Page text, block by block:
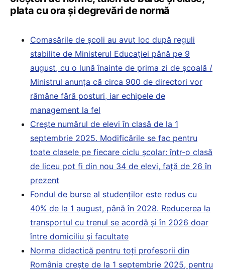
plata cu ora și degrevări de normă
Comasările de școli au avut loc după reguli
stabilite de Ministerul Educației până pe 9
august, cu o lună înainte de prima zi de școală /
Ministrul anunța că circa 900 de directori vor
rămâne fără posturi, iar echipele de
management la fel
Crește numărul de elevi în clasă de la 1
septembrie 2025. Modificările se fac pentru
toate clasele pe fiecare ciclu școlar: într-o clasă
de liceu pot fi din nou 34 de elevi, față de 26 în
prezent
Fondul de burse al studenților este redus cu
40% de la 1 august, până în 2028. Reducerea la
transportul cu trenul se acordă și în 2026 doar
între domiciliu și facultate
Norma didactică pentru toți profesorii din
România crește de la 1 septembrie 2025, pentru